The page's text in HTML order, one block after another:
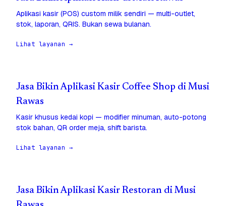
Aplikasi kasir (POS) custom milik sendiri — multi-outlet,
stok, laporan, QRIS. Bukan sewa bulanan.
Lihat layanan →
Jasa Bikin Aplikasi Kasir Coffee Shop di Musi
Rawas
Kasir khusus kedai kopi — modifier minuman, auto-potong
stok bahan, QR order meja, shift barista.
Lihat layanan →
Jasa Bikin Aplikasi Kasir Restoran di Musi